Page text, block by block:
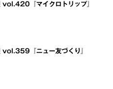
vol.420『マイクロトリップ』
vol.359『ニュー友づくり』